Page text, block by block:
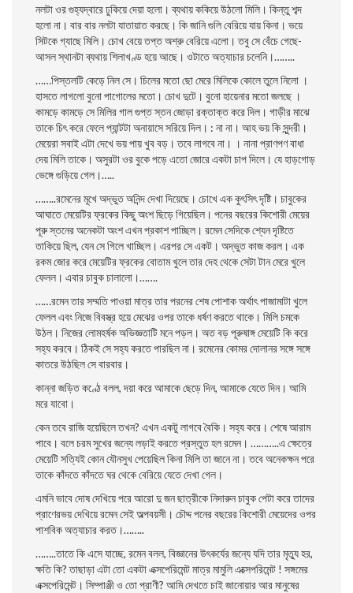
নলটা ওর গুহ্যদ্বারে ঢুকিয়ে দেয়া হলো। ব্যথায় ককিয়ে উঠলো মিলি। কিন্তু শব্দ
হলো না। বার বার নলটা যাতায়াত করছে। কি জানি গুলি বেরিয়ে যায় কিনা। ভয়ে
সিটকে গ্যাছে মিলি। চোখ বেয়ে তপ্ত অশ্রু বেরিয়ে এলো। তবু সে বেঁচে গেছে-
আসল স্থানটা ব্যথায় শিলাখণ্ড হয়ে আছে। ওটাতে অত্যাচার চলেনি।……..
……পিস্তলটি কেড়ে নিল সে। চিলের মতো ছো মেরে মিলিকে কোলে তুলে নিলো ।
হাসতে লাগলো বুনো পাগোলের মতো। চোখ দুটে। বুনো হায়েনার মতো জলছে ।
কামড়ে কামড়ে সে মিলির গাল গুপ্ত স্তন জোড়া রক্তাক্ত করে দিল। গাড়ীর মাঝে
তাকে চিৎ করে ফেলে প্যান্টটা অনায়াসে সরিয়ে দিল। : না না। আহ ভয় কি সুন্দরী।
মেয়েরা সবাই এটা দেখে ভয় পায় খুব বড়। তবে লাগবে না। । নানা প্রাণপণ বাধা
দেয় মিলি তাকে। অসুরটা ওর বুকে পড়ে এতো জোরে একটা চাপ দিলে। যে হাড়গােড়
ভেঙ্গে গুড়িয়ে গেল।…..
……..রমেনের মূখে অদ্ভুত অনিন্দ দেখা দিয়েছে। চোখে এক কুৎসিৎ দৃষ্টি। চাবুকের
আঘাতে মেয়েটির ফ্রকের কিছু অংশ ছিড়ে গিয়েছিল। পনের বছরের কিশােরী মেয়ের
পূরু স্তনের অনেকটা অংশ এখন প্রকাশ পাচ্ছিল। রমেন সেদিকে শ্যেন দৃষ্টিতে
তাকিয়ে ছিল, যেন সে গিলে খাচ্ছিল। এরপর সে একট। অদ্ভুত কাজ করল। এক
রকম জোর করে মেয়েটির ফ্রকের বােতাম খুলে তার দেহ থেকে সেটা টান মেরে খুলে
ফেলল। এবার চাবুক চালালো।…….
……রমেন তার সম্মতি পাওয়া মাত্র তার পরনের শেষ পােশাক অর্থাৎ পাজামাটা খুলে
ফেলল এবং নিজে বিবস্ত্র হয়ে মেঝের ওপর তাকে ধর্ষণ করতে থাকে। মিলি চমকে
উঠল। নিজের লোমহর্ষক অভিজ্ঞতাটি মনে পড়ল। অত বড় পূরুষাঙ্গ মেয়েটি কি করে
সহ্য করবে। ঠিকই সে সহ্য করতে পারছিল না। রমেনের কোমর দোলানর সঙ্গে সঙ্গে
কাতরে উঠছিল সে বারবার।
কান্না জড়িত কণ্ঠে বলল, দয়া করে আমাকে ছেড়ে দিন, আমাকে যেতে দিন। আমি
মরে যাবো।
কেন তবে রাজি হয়েছিলে তখন? এখন একটু লাগবে বৈকি। সহ্য করে। শেষে আরাম
পাবে। বলে চরম সুখের জন্যে লড়াই করতে প্রস্তুত হল রমেন। ………..এ ক্ষেত্রে
মেয়েটি সত্যিই কোন যৌনসুখ পেয়েছিল কিনা মিলি তা জানে না। তবে অনেকক্ষন পরে
তাকে কাঁদতে কাঁদতে ঘর থেকে বেরিয়ে যেতে দেখা গেল।
এমনি ভাবে দোষ দেখিয়ে পরে আরো দু জন ছাত্রীকে নিদারুন চাবুক পেটা করে তাদের
প্রাণেরভয় দেখিয়ে রমেন সেই অল্পবয়সী। চৌদ্দ পনের বছরের কিশােরী মেয়েদের ওপর
পাশবিক অত্যাচার করত।……..
……..তাতে কি এসে যাচ্ছে, রমেন বলল, বিজ্ঞানের উৎকর্যের জন্যে যদি তার মৃত্যু হর,
ক্ষতি কি? তাছাড়া এটা তো একটা এক্সপেরিমেন্ট মাত্র মামুলি এক্সেপরিমেন্ট ! সঙ্গমের
এক্সপেরিমেন্ট। সিম্পাঞ্জী ও তো প্রাণী? আমি দেখতে চাই জানােয়ার আর মানুষের